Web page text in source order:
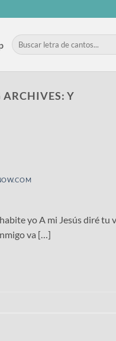
ARCHIVES:Y
yo A mi Jesús diré
va […]